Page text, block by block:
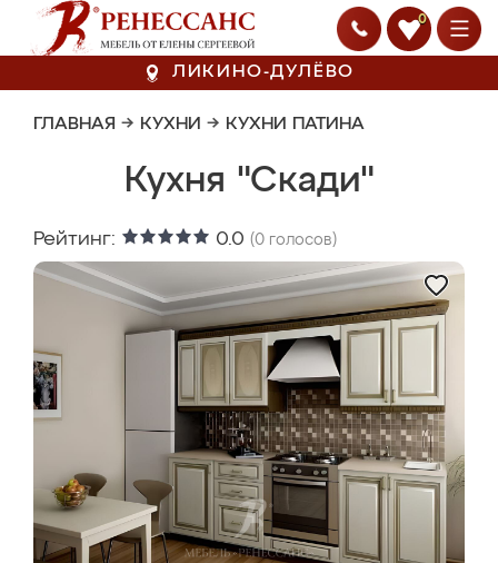
0
ЛИКИНО-ДУЛЁВО
ГЛАВНАЯ → КУХНИ → КУХНИ ПАТИНА
Кухня "Скади"
Рейтинг: 0.0 (0 голосов)